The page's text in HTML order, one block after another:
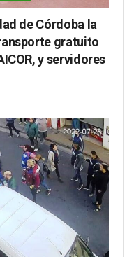
de Córdoba la
gratuito
y servidores